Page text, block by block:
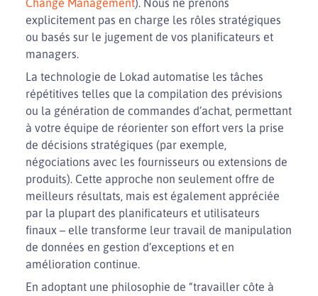
Change Management). Nous ne prenons
explicitement pas en charge les rôles stratégiques
ou basés sur le jugement de vos planificateurs et
managers.
La technologie de Lokad automatise les tâches
répétitives telles que la compilation des prévisions
ou la génération de commandes d’achat, permettant
à votre équipe de réorienter son effort vers la prise
de décisions stratégiques (par exemple,
négociations avec les fournisseurs ou extensions de
produits). Cette approche non seulement offre de
meilleurs résultats, mais est également appréciée
par la plupart des planificateurs et utilisateurs
finaux – elle transforme leur travail de manipulation
de données en gestion d’exceptions et en
amélioration continue.
En adoptant une philosophie de “travailler côte à